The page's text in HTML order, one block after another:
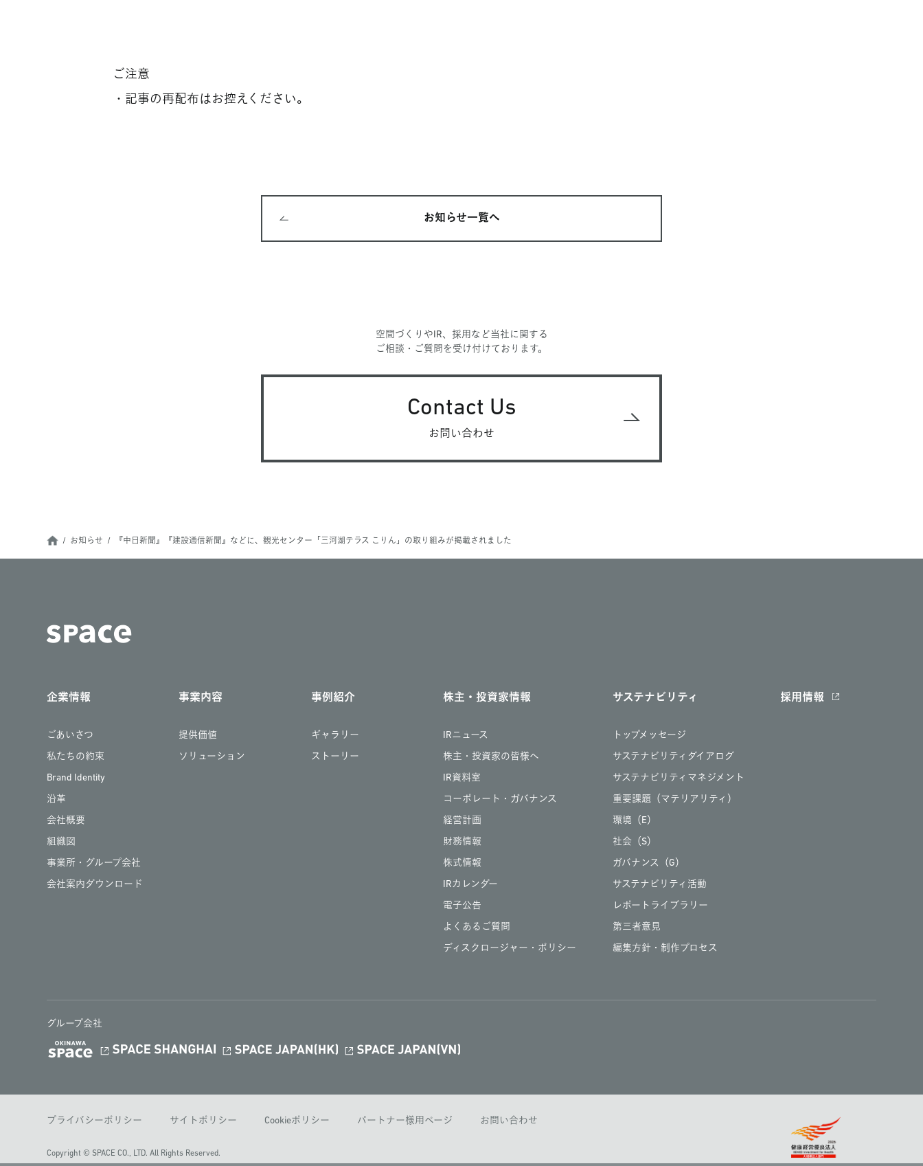
ご注意
・記事の再配布はお控えください。
お知らせ一覧へ
空間づくりやIR、採用など当社に関する
ご相談・ご質問を受け付けております。
Contact Us
お問い合わせ
お知らせ 『中日新聞』『建設通信新聞』などに、観光センター「三河湖テラス こりん」の取り組みが掲載されました
企業情報
ごあいさつ
私たちの約束
Brand Identity
沿革
会社概要
組織図
事業所・グループ会社
会社案内ダウンロード
事業内容
提供価値
ソリューション
事例紹介
ギャラリー
ストーリー
株主・投資家情報
IRニュース
株主・投資家の皆様へ
IR資料室
コーポレート・ガバナンス
経営計画
財務情報
株式情報
IRカレンダー
電子公告
よくあるご質問
ディスクロージャー・ポリシー
サステナビリティ
トップメッセージ
サステナビリティダイアログ
サステナビリティマネジメント
重要課題（マテリアリティ）
環境（E）
社会（S）
ガバナンス（G）
サステナビリティ活動
レポートライブラリー
第三者意見
編集方針・制作プロセス
採用情報
グループ会社
プライバシーポリシー サイトポリシー Cookieポリシー パートナー様用ページ お問い合わせ
Copyright © SPACE CO., LTD. All Rights Reserved.